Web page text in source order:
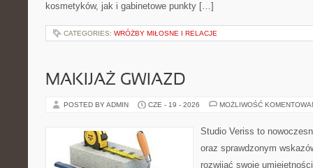
kosmetyków, jak i gabinetowe punkty […]
CATEGORIES: WRÓŻBY MIŁOSNE I RELACJE
MAKIJAŻ GWIAZD
POSTED BY ADMIN CZE - 19 - 2026 MOŻLIWOŚĆ
Studio Veriss to
oraz sprawdzonym
rozwijać swoje